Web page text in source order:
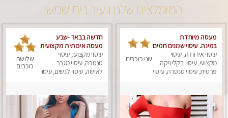
המומלצים שלנו בעיר בית שמש
מעסה מיוחדת
במינה. עיסוי שמנים חמים
עיסוי אירוודה, עיסוי
מקצועי, עיסוי בקליניקה
פרטית, עיסוי טנטרה, עיסוי
שני כוכבים
חדשה בבאר -שבע
מעסה איכותית מקצועית
ומפנקת
עיסוי מקצועי, עיסוי
טנטרה, עיסוי מגבר
לאישה, עיסוי לנשים, עיסוי
שלושה
כוכבים